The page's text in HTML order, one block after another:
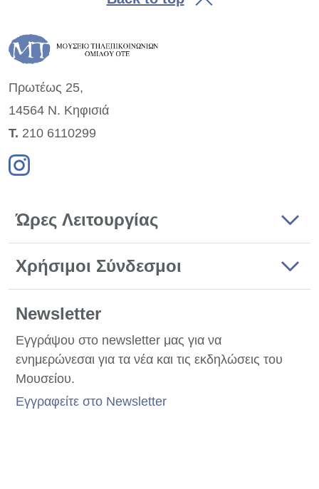
Πρωτέως 25,
14564 Ν. Κηφισιά
Τ. 210 6110299
Ώρες Λειτουργίας
Χρήσιμοι Σύνδεσμοι
Newsletter
Εγγράψου στο newsletter μας για να
ενημερώνεσαι για τα νέα και τις εκδηλώσεις του
Μουσείου.
Εγγραφείτε στο Newsletter